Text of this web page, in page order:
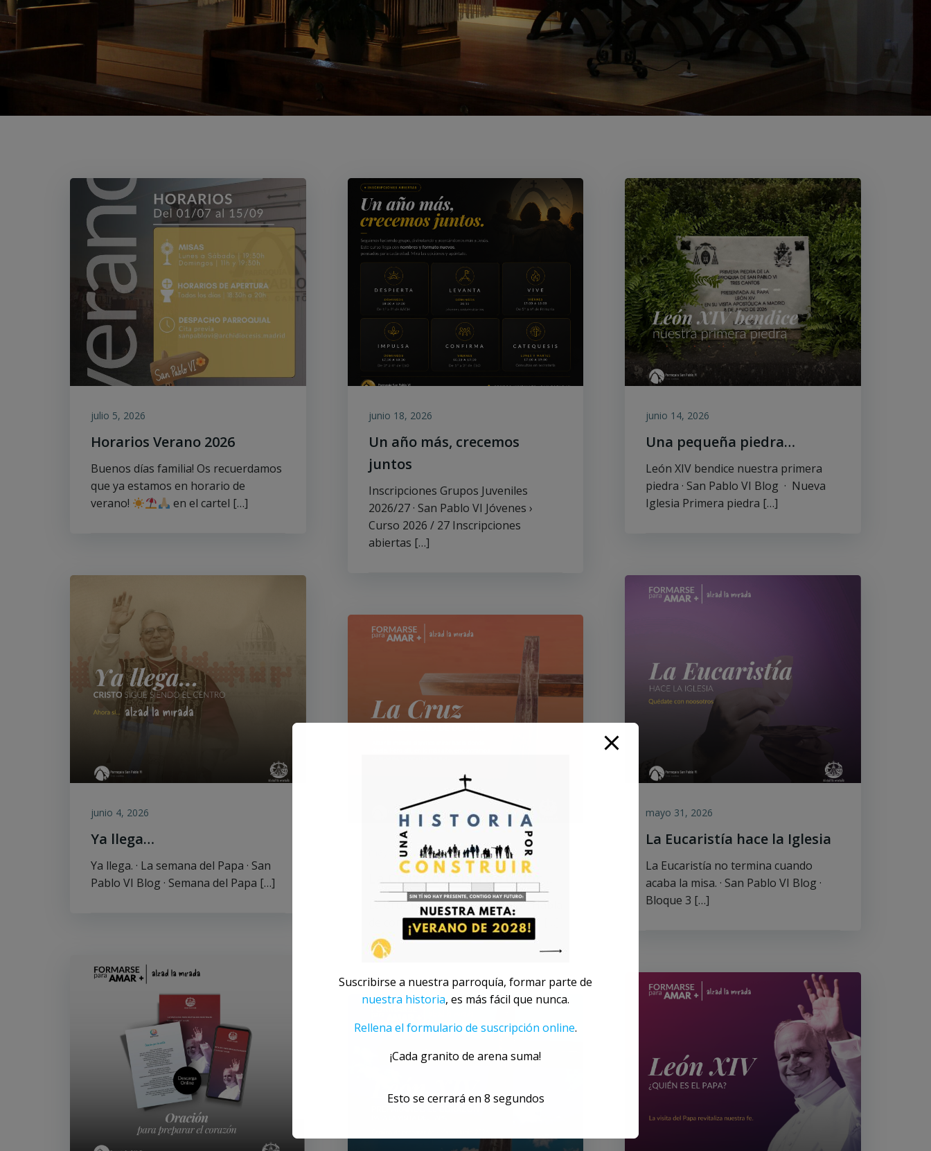
julio 5, 2026
Horarios Verano 2026
Buenos días familia! Os recuerdamos
que ya estamos en horario de
verano!
en el cartel […]
junio 18, 2026
Un año más, crecemos
juntos
Inscripciones Grupos Juveniles
2026/27 · San Pablo VI Jóvenes ›
Curso 2026 / 27 Inscripciones
abiertas […]
junio 14, 2026
Una pequeña piedra…
León XIV bendice nuestra primera
piedra · San Pablo VI Blog · Nueva
Iglesia Primera piedra […]
junio 4, 2026
Ya llega…
Ya llega. · La semana del Papa · San
Pablo VI Blog · Semana del Papa […]
mayo 31, 2026
La Eucaristía hace la Iglesia
La Eucaristía no termina cuando
acaba la misa. · San Pablo VI Blog ·
Bloque 3 […]
mayo 25, 2026
La Cruz no habla de dolor…
La Cruz no habla solo de dolor. Habla
de compañía. · San Pablo VI Blog · […]
Suscribirse a nuestra parroquía, formar parte de
nuestra historia, es más fácil que nunca.
Rellena el formulario de suscripción online.
¡Cada granito de arena suma!
Esto se cerrará en 6 segundos